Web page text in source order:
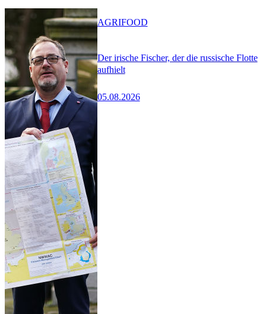
Der irische Fischer, der die russische Flotte
aufhielt
05.08.2026
AGRIFOOD